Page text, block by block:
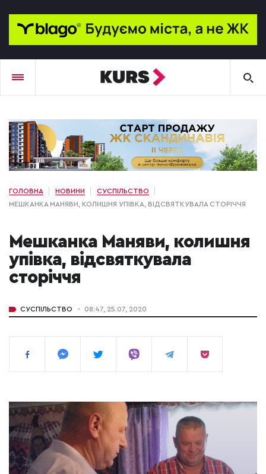
ГОЛОВНА НОВИНИ
СУСПІЛЬСТВО
МЕШКАНКА МАНЯВИ, КОЛИШНЯ УПІВКА, ВІДСВЯТКУВАЛА СТОРІЧЧЯ
Мешканка Маняви, колишня
упівка, відсвяткувала
сторіччя
СУСПІЛЬСТВО 08:47, 25.07, 2020